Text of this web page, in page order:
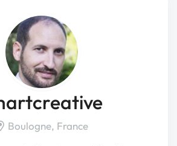
Boulogne, France